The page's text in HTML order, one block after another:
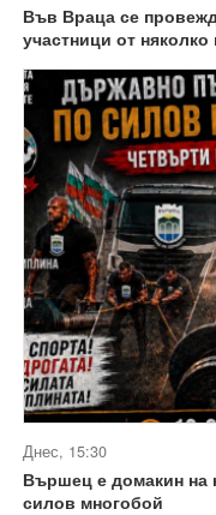
Във Враца се
участници от няколко
Днес, 15:30
Вършец е домакин на
силов многобой